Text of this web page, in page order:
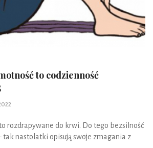
to codzienność
rozdrapywane do krwi. Do tego bezsilność
tak nastolatki opisują swoje zmagania z